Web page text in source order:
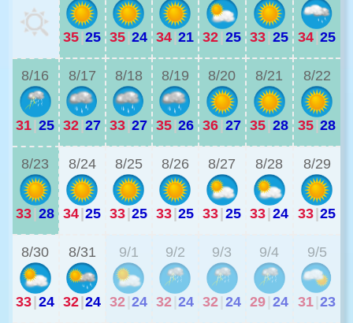
35|25 35|24 34|21 32|25 33|25 34|25
8/16
31|25
8/17
32|27
8/18
33|27
8/19
35|26
8/20
36|27
8/21
35|28
8/22
35|28
8/23
33|28
8/24
34|25
8/25
33|25
8/26
33|25
8/27
33|25
8/28
33|24
8/29
33|25
8/30
33|24
8/31
32|24
9/1
32 24
9/2
32 24
9/3
32 24
9/4
29 24
9/5
31 23